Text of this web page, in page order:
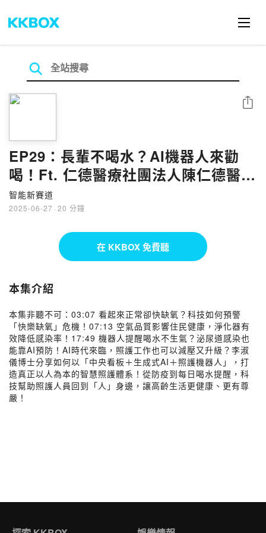
EP29：長輩不喝水？AI機器人來勸
喝！Ft. 仁德醫療社團法人陳仁德醫院
行政副院長 李淑儀
智能新賽道
2025-06-27 · 20 分鐘
分享
在 KKBOX 免費聽
本集介紹
本集非聽不可：03:07 看起來正常卻快缺氧？科技如何預警
「快樂缺氧」危機！07:13 空氣品質影響住民健康，淨化器有
效降低感染率！17:49 機器人提醒喝水不生氣？泌尿道感染也
能靠AI預防！AI時代來臨，照護工作也可以減壓又升級？李淑
儀博士分享如何以「中央看板＋生成式AI＋照護機器人」，打
造真正以人為本的智慧照護體系！從防疫到每日喝水提醒，科
技幫助照護人員回到「人」身邊，讓高齡生活更健康、更有尊
嚴！